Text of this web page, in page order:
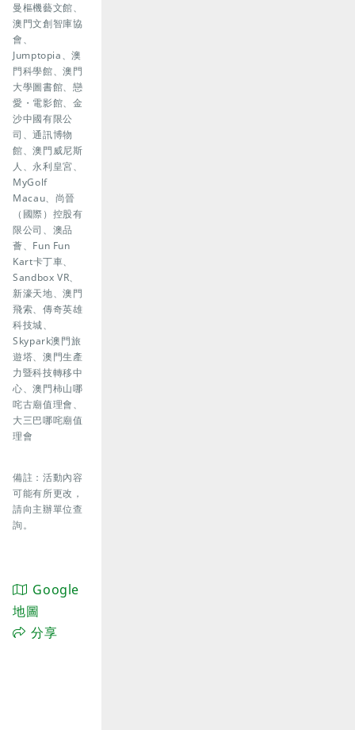
曼樞機藝文館、
澳門文創智庫協
會、
Jumptopia、澳
門科學館、澳門
大學圖書館、戀
愛・電影館、金
沙中國有限公
司、通訊博物
館、澳門威尼斯
人、永利皇宮、
MyGolf
Macau、尚晉
（國際）控股有
限公司、澳品
薈、Fun Fun
Kart卡丁車、
Sandbox VR、
新濠天地、澳門
飛索、傳奇英雄
科技城、
Skypark澳門旅
遊塔、澳門生產
力暨科技轉移中
心、澳門柿山哪
咤古廟值理會、
大三巴哪咤廟值
理會
備註：活動內容
可能有所更改，
請向主辦單位查
詢。
Google
地圖
分享